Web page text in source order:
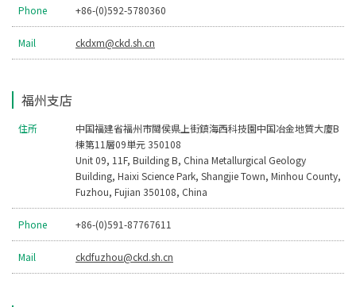
Phone +86-(0)592-5780360
Mail ckdxm@ckd.sh.cn
福州支店
住所
中国福建省福州市閩侯県上街鎮海西科技園中国冶金地質大廈B
棟第11層09単元 350108
Unit 09, 11F, Building B, China Metallurgical Geology
Building, Haixi Science Park, Shangjie Town, Minhou County,
Fuzhou, Fujian 350108, China
Phone +86-(0)591-87767611
Mail ckdfuzhou@ckd.sh.cn